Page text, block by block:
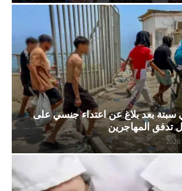
بعد بلاغ عن اعتداء جنسي على
تدفق المهاجرين